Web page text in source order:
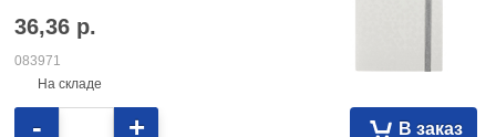
Ежедневник недатированный Berlingo Double
145×215 мм, 136 л., DoubleWhite, белый
Описание товара